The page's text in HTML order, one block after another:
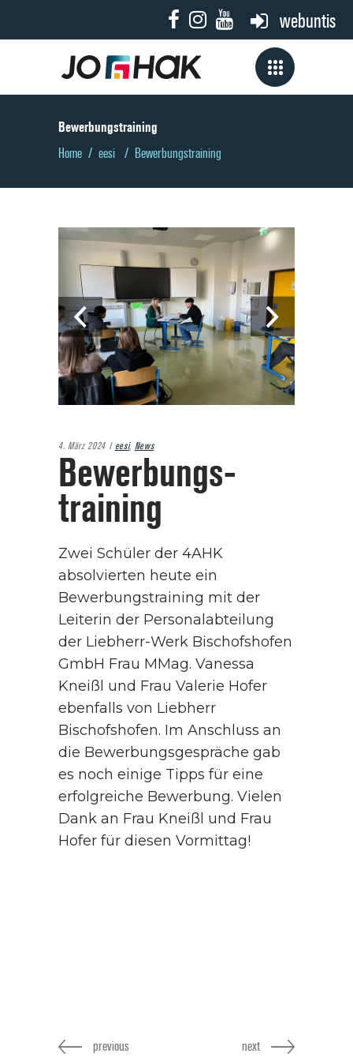
webuntis
Bewerbungs­training
Home / eesi / Bewerbungs­training
4. März 2024 eesi, News
Bewerbungs­
training
Zwei Schüler der 4AHK
absolvierten heute ein
Bewerbungstraining mit der
Leiterin der Personalabteilung
der Liebherr-Werk Bischofshofen
GmbH Frau MMag. Vanessa
Kneißl und Frau Valerie Hofer
ebenfalls von Liebherr
Bischofshofen. Im Anschluss an
die Bewerbungsgespräche gab
es noch einige Tipps für eine
erfolgreiche Bewerbung. Vielen
Dank an Frau Kneißl und Frau
Hofer für diesen Vormittag!
previous next